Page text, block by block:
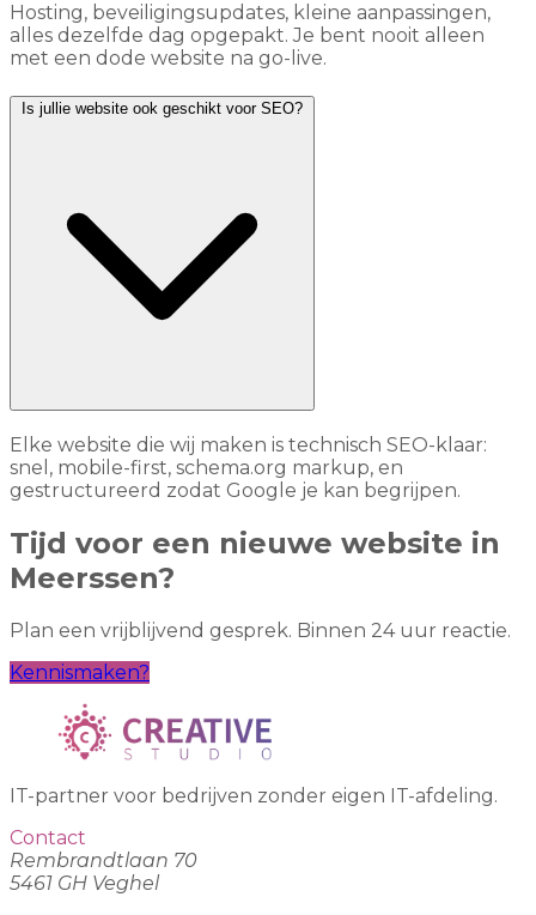
Hosting, beveiligingsupdates, kleine aanpassingen,
alles dezelfde dag opgepakt. Je bent nooit alleen
met een dode website na go-live.
Is jullie website ook geschikt voor SEO?
Elke website die wij maken is technisch SEO-klaar:
snel, mobile-first, schema.org markup, en
gestructureerd zodat Google je kan begrijpen.
Tijd voor een nieuwe website in
Meerssen?
Plan een vrijblijvend gesprek. Binnen 24 uur reactie.
Kennismaken?
IT-partner voor bedrijven zonder eigen IT-afdeling.
Contact
Rembrandtlaan 70
5461 GH Veghel